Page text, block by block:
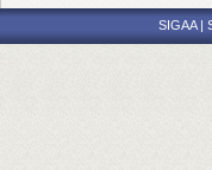
SIGAA |